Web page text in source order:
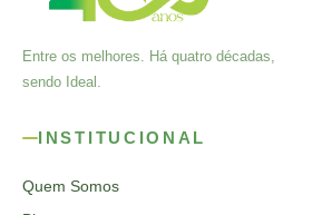
Entre os melhores. Há quatro décadas,
sendo Ideal.
INSTITUCIONAL
Quem Somos